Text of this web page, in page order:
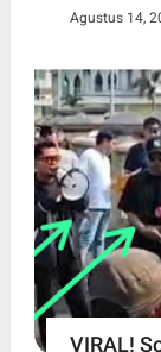
Agustus 14,
VIRAL!